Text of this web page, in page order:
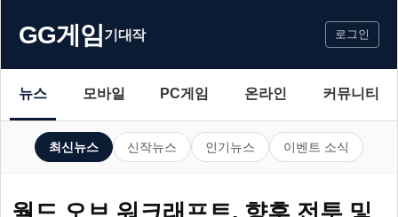
GG게임기대작 로그인
뉴스 모바일 PC게임 온라인 커뮤니티
최신뉴스 신작뉴스 인기뉴스 이벤트 소식
월드 오브 워크래프트, 향후 전투 및